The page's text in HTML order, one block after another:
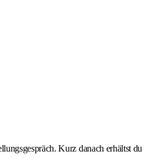
Kurz danach erhältst du